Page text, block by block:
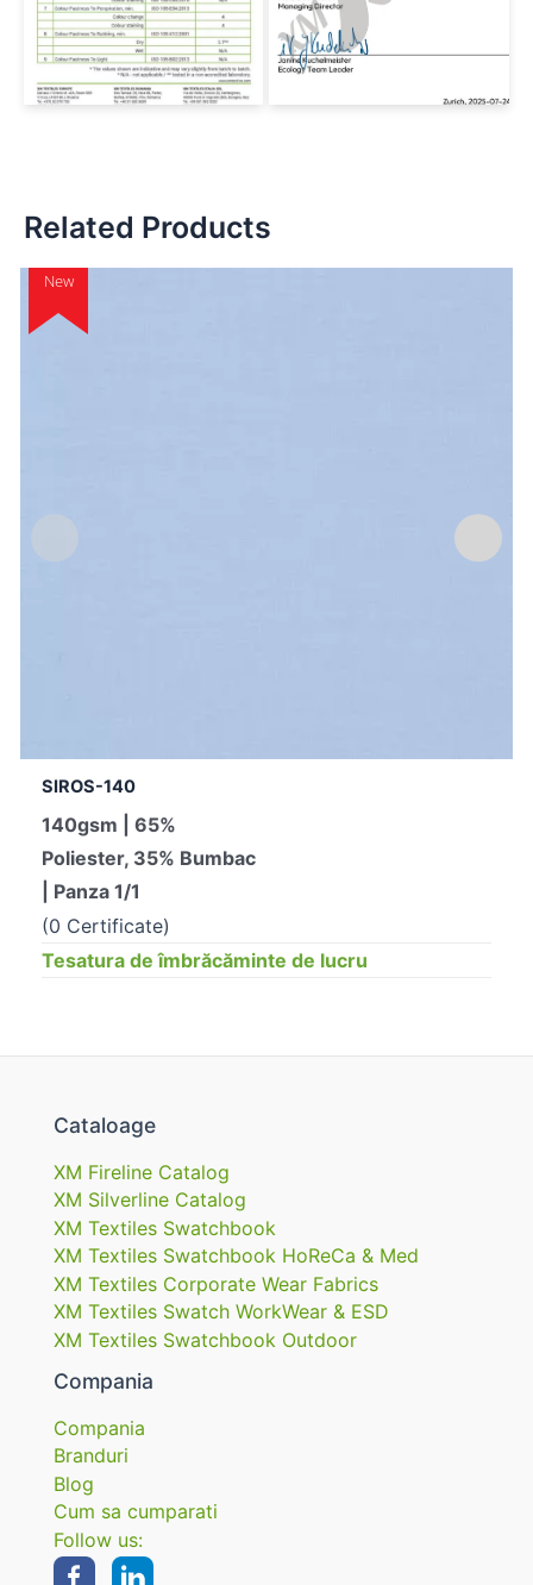
Related Products
New
SIROS-140
140gsm | 65%
Poliester, 35% Bumbac
| Panza 1/1
(0 Certificate)
Tesatura de îmbrăcăminte de lucru
Cataloage
XM Fireline Catalog
XM Silverline Catalog
XM Textiles Swatchbook
XM Textiles Swatchbook HoReCa & Med
XM Textiles Corporate Wear Fabrics
XM Textiles Swatch WorkWear & ESD
XM Textiles Swatchbook Outdoor
Compania
Compania
Branduri
Blog
Cum sa cumparati
Follow us: